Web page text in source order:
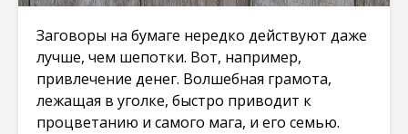
Заговоры на бумаге нередко действуют даже
лучше, чем шепотки. Вот, например,
привлечение денег. Волшебная грамота,
лежащая в уголке, быстро приводит к
процветанию и самого мага, и его семью.